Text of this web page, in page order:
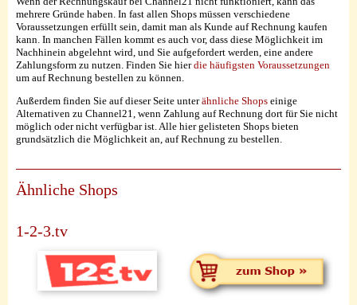
mehrere Gründe haben. In fast allen Shops müssen verschiedene
Voraussetzungen erfüllt sein, damit man als Kunde auf Rechnung kaufen
kann. In manchen Fällen kommt es auch vor, dass diese Möglichkeit im
Nachhinein abgelehnt wird, und Sie aufgefordert werden, eine andere
Zahlungsform zu nutzen. Finden Sie hierdie häufigsten Voraussetzungen
um auf Rechnung bestellen zu können.
Außerdem finden Sie auf dieser Seite unterähnliche Shops einige
Alternativen zu Channel21, wenn Zahlung auf Rechnung dort für Sie nicht
möglich oder nicht verfügbar ist. Alle hier gelisteten Shops bieten
grundsätzlich die Möglichkeit an, auf Rechnung zu bestellen.
Ähnliche Shops
1-2-3.tv